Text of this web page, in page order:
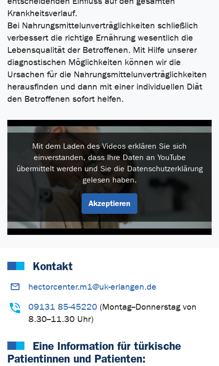
Krankheitsverlauf.
Bei Nahrungsmittelunverträglichkeiten schließlich
verbessert die richtige Ernährung wesentlich die
Lebensqualität der Betroffenen. Mit Hilfe unserer
diagnostischen Möglichkeiten können wir die
Ursachen für die Nahrungsmittelunverträglichkeiten
herausfinden und dann mit einer individuellen Diät
den Betroffenen sofort helfen.
Mit dem Laden des Videos erklären Sie sich
einverstanden, dass Ihre Daten an YouTube
übermittelt werden und Sie die Datenschutzerklärung
gelesen haben.
Akzeptieren
Kontakt
hectorcenter.m1@uk-erlangen.de
09131 85-45220 (Montag--Donnerstag von
8.30--11.30 Uhr)
Eine Information für türkische
Patientinnen und Patienten: